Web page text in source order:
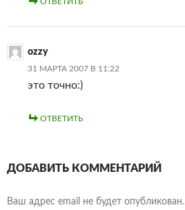
ozzy
31 МАРТА 2007 В 11:22
это точно:)
ОТВЕТИТЬ
ДОБАВИТЬ КОММЕНТАРИЙ
Ваш адрес email не будет опубликован.